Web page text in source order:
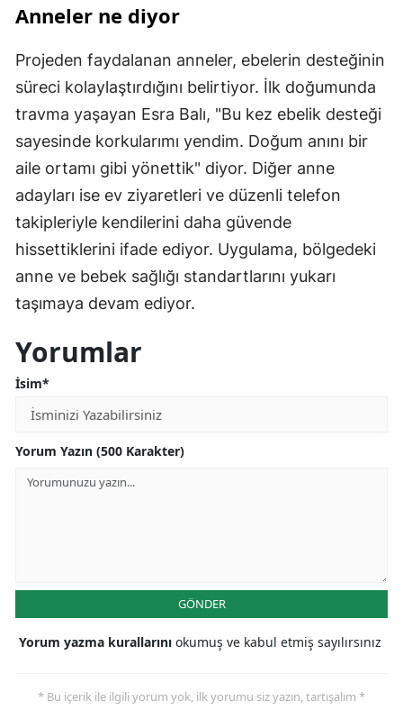
Anneler ne diyor
Projeden faydalanan anneler, ebelerin desteğinin
süreci kolaylaştırdığını belirtiyor. İlk doğumunda
travma yaşayan Esra Balı, "Bu kez ebelik desteği
sayesinde korkularımı yendim. Doğum anını bir
aile ortamı gibi yönettik" diyor. Diğer anne
adayları ise ev ziyaretleri ve düzenli telefon
takipleriyle kendilerini daha güvende
hissettiklerini ifade ediyor. Uygulama, bölgedeki
anne ve bebek sağlığı standartlarını yukarı
taşımaya devam ediyor.
Yorumlar
İsim*
Yorum Yazın (500 Karakter)
GÖNDER
Yorum yazma kurallarını okumuş ve kabul etmiş sayılırsınız
* Bu içerik ile ilgili yorum yok, ilk yorumu siz yazın, tartışalım *